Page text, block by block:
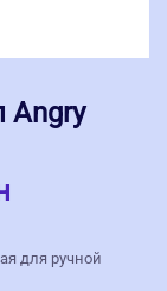
Angry
для ручной